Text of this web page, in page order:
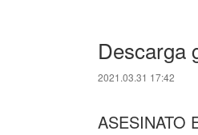
Descarga
2021.03.31 17:42
ASESINATO